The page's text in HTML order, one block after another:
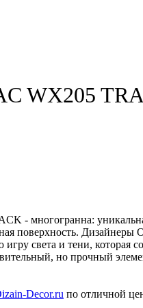
WX205
- многогранна:
поверхность. Дизайнеры
света и тени, которая
но прочный
Decor.ru по отличной